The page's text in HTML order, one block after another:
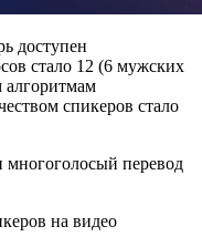
доступен
стало 12 (6 мужских
спикеров стало
на видео